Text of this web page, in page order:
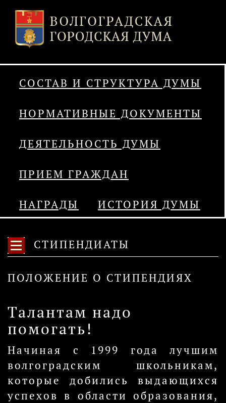
СОСТАВ И СТРУКТУРА ДУМЫ
НОРМАТИВНЫЕ ДОКУМЕНТЫ
ДЕЯТЕЛЬНОСТЬ ДУМЫ
ПРИЕМ ГРАЖДАН
НАГРАДЫ ИСТОРИЯ ДУМЫ
СТИПЕНДИАТЫ
ПОЛОЖЕНИЕ О СТИПЕНДИЯХ
Талантам надо
помогать!
Начиная с 1999 года лучшим
волгоградским школьникам,
которые добились выдающихся
успехов в области образования,